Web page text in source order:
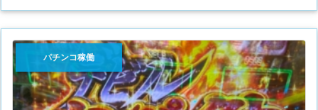
パチンコ稼働